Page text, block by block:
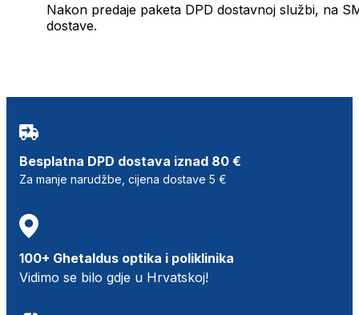
Nakon predaje paketa DPD dostavnoj službi, na
dostave.
Besplatna DPD dostava iznad 80 €
Za manje narudžbe, cijena dostave 5 €
100+ Ghetaldus optika i poliklinika
Vidimo se bilo gdje u Hrvatskoj!